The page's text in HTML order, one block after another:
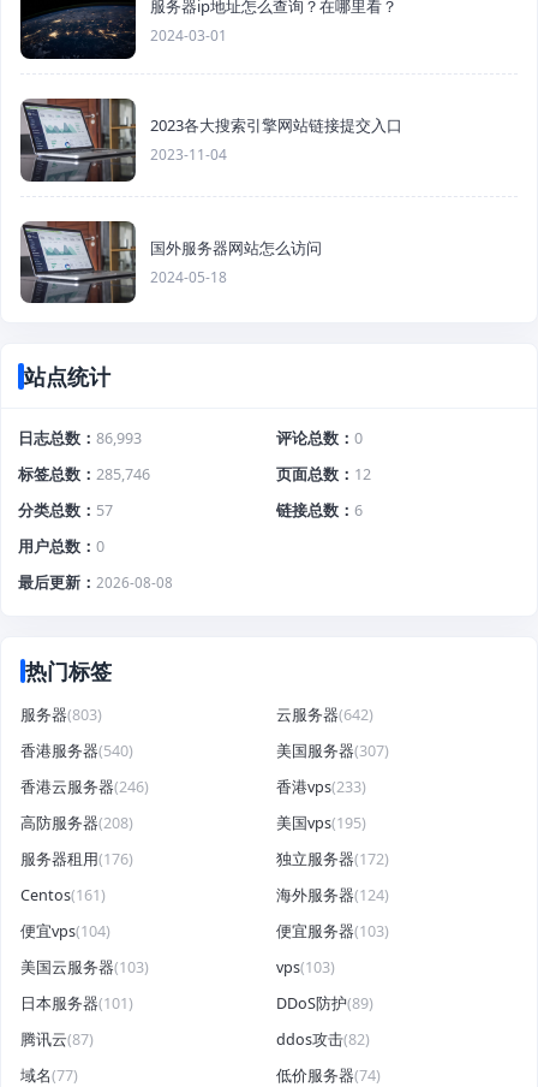
服务器ip地址怎么查询？在哪里看？
2024-03-01
2023各大搜索引擎网站链接提交入口
2023-11-04
国外服务器网站怎么访问
2024-05-18
站点统计
日志总数 86,993 评论总数
0
标签总数
285,746 页面总数
12
分类总数
57 链接总数
6
用户总数
0
最后更新
2026-08-08
热门标签
服务器(803) 云服务器(642)
香港服务器(540) 美国服务器(307)
香港云服务器(246) 香港vps(233)
高防服务器(208) 美国vps(195)
服务器租用(176) 独立服务器(172)
Centos(161) 海外服务器(124)
便宜vps(104) 便宜服务器(103)
美国云服务器(103) vps(103)
日本服务器(101) DDoS防护(89)
腾讯云(87) ddos攻击(82)
域名(77) 低价服务器(74)